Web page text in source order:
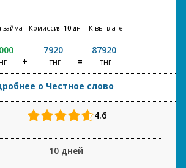
займа Комиссия 10 дн
7920
тнг
К выплате
87920
тнг
о Честное слово
4.6
10 дней